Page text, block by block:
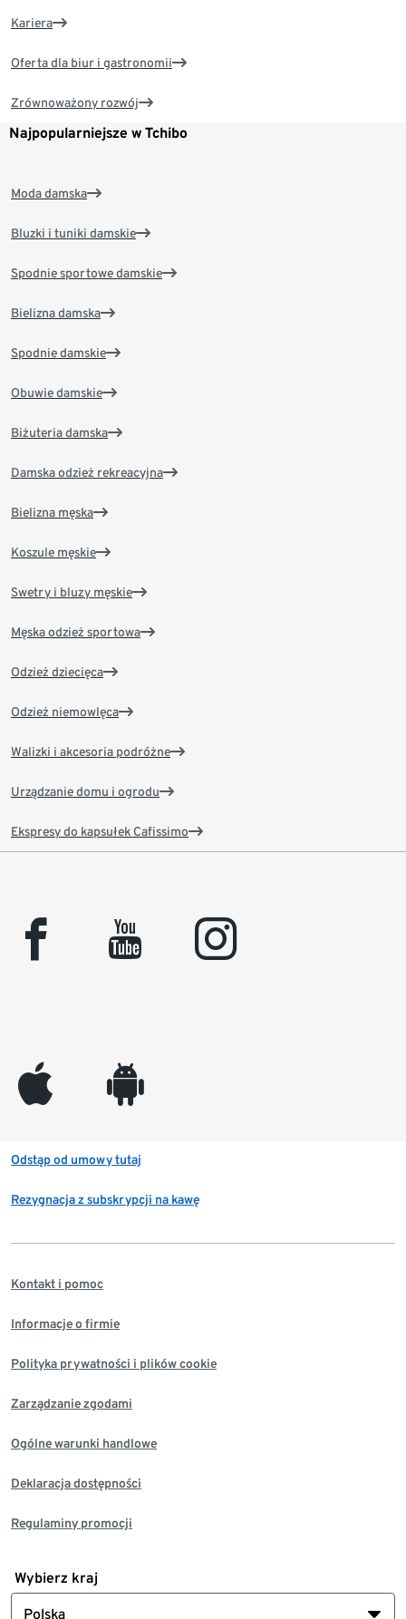
Kariera
Oferta dla biur i gastronomii
Zrównoważony rozwój
Najpopularniejsze w Tchibo
Moda damska
Bluzki i tuniki damskie
Spodnie sportowe damskie
Bielizna damska
Spodnie damskie
Obuwie damskie
Biżuteria damska
Damska odzież rekreacyjna
Bielizna męska
Koszule męskie
Swetry i bluzy męskie
Męska odzież sportowa
Odzież dziecięca
Odzież niemowlęca
Walizki i akcesoria podróżne
Urządzanie domu i ogrodu
Ekspresy do kapsułek Cafissimo
facebook youtube instagram
appleinc android
Odstąp od umowy tutaj
Rezygnacja z subskrypcji na kawę
Kontakt i pomoc
Informacje o firmie
Polityka prywatności i plików cookie
Zarządzanie zgodami
Ogólne warunki handlowe
Deklaracja dostępności
Regulaminy promocji
Wybierz kraj
Polska